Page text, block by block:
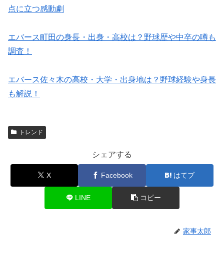
点に立つ感動劇
エバース町田の身長・出身・高校は？野球歴や中卒の噂も
調査！
エバース佐々木の高校・大学・出身地は？野球経験や身長
も解説！
トレンド
シェアする
X Facebook はてブ
LINE コピー
家事太郎